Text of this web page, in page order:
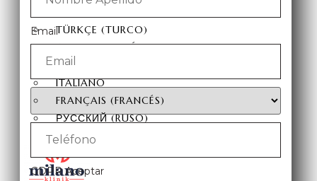
TÜRKÇE (TURCO)
ENGLISH(INGLÉS)
DEUTSCH
ITALIANO
FRANÇAIS (FRANCÉS)
РУССКИЙ(RUSO)
Email
GDPR Aceptar